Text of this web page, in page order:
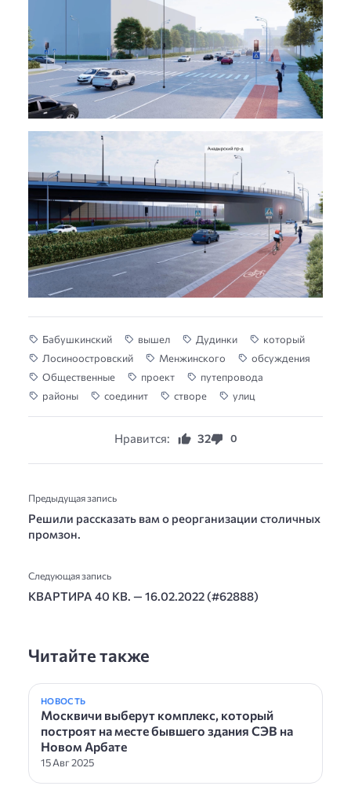
Бабушкинский вышел Дудинки
который
Лосиноостровский
Менжинского
обсуждения
Общественные
проект
путепровода
районы
соединит створе улиц
Нравится: 32 0
Предыдущая запись
Решили рассказать вам о реорганизации столичных
промзон.
Следующая запись
КВАРТИРА 40 КВ. — 16.02.2022 (#62888)
Читайте также
НОВОСТЬ
Москвичи выберут комплекс, который
построят на месте бывшего здания СЭВ на
Новом Арбате
15 Авг 2025